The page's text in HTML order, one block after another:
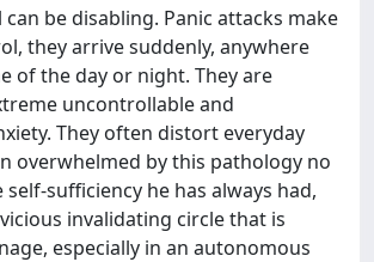
be disabling. Panic attacks make
they arrive suddenly, anywhere
of the day or night. They are
uncontrollable and
They often distort everyday
overwhelmed by this pathology no
sufficiency he has always had,
invalidating circle that is
especially in an autonomous